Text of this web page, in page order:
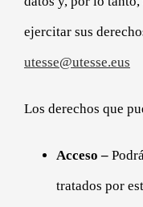
ejercitar sus
utesse@utesse.eus
Los derechos que
Acceso –
tratados por